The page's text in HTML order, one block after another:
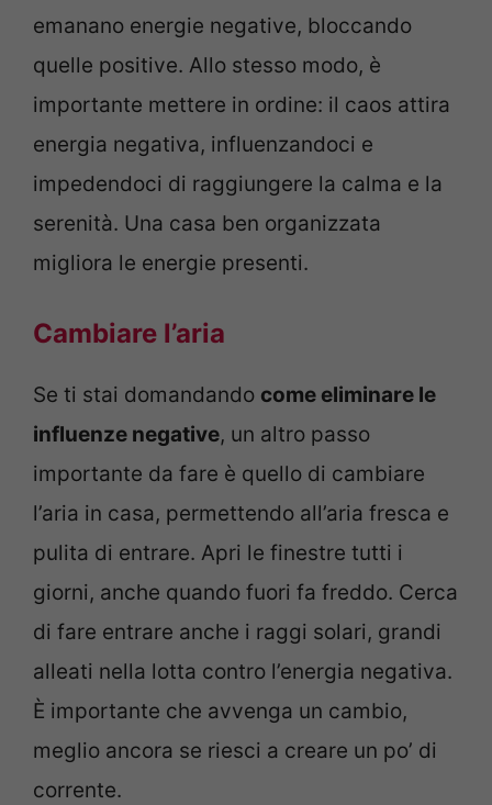
emanano energie negative, bloccando
quelle positive. Allo stesso modo, è
importante mettere in ordine: il caos attira
energia negativa, influenzandoci e
impedendoci di raggiungere la calma e la
serenità. Una casa ben organizzata
migliora le energie presenti.
Cambiare l’aria
Se ti stai domandando come eliminare le
influenze negative, un altro passo
importante da fare è quello di cambiare
l’aria in casa, permettendo all’aria fresca e
pulita di entrare. Apri le finestre tutti i
giorni, anche quando fuori fa freddo. Cerca
di fare entrare anche i raggi solari, grandi
alleati nella lotta contro l’energia negativa.
È importante che avvenga un cambio,
meglio ancora se riesci a creare un po’ di
corrente.